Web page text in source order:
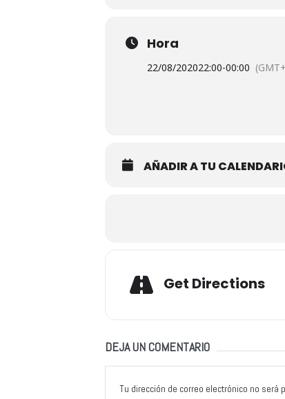
Hora
22/08/202022:00-00:00
AÑADIR A TU
Get Directions
DEJA UN COMENTARIO
Tu dirección de correo electrónico no será